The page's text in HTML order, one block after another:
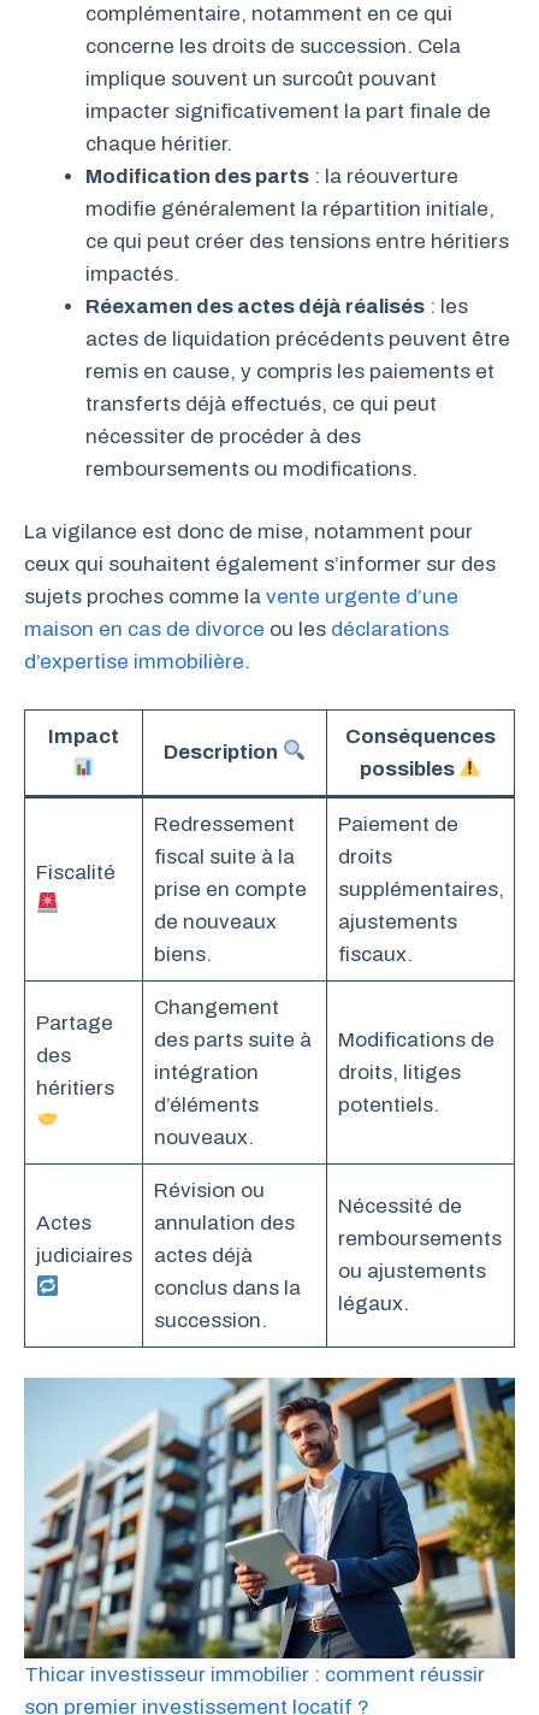
complémentaire, notamment en ce qui
concerne les droits de succession. Cela
implique souvent un surcoût pouvant
impacter significativement la part finale de
chaque héritier.
Modification des parts : la réouverture
modifie généralement la répartition initiale,
ce qui peut créer des tensions entre héritiers
impactés.
Réexamen des actes déjà réalisés : les
actes de liquidation précédents peuvent être
remis en cause, y compris les paiements et
transferts déjà effectués, ce qui peut
nécessiter de procéder à des
remboursements ou modifications.
La vigilance est donc de mise, notamment pour
ceux qui souhaitent également s’informer sur des
sujets proches comme la vente urgente d’une
maison en cas de divorce ou les déclarations
d’expertise immobilière.
Impact
Description
Conséquences
possibles
Fiscalité
Redressement
fiscal suite à la
prise en compte
de nouveaux
biens.
Paiement de
droits
supplémentaires,
ajustements
fiscaux.
Partage
des
héritiers
Changement
des parts suite à
intégration
d’éléments
nouveaux.
Modifications de
droits, litiges
potentiels.
Actes
judiciaires
Révision ou
annulation des
actes déjà
conclus dans la
succession.
Nécessité de
remboursements
ou ajustements
légaux.
Thicar investisseur immobilier : comment réussir
son premier investissement locatif ?